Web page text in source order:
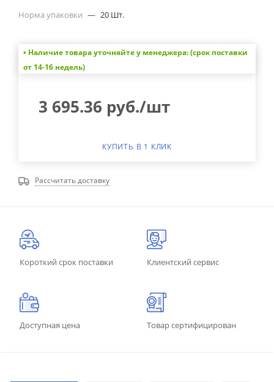
Норма упаковки — 20 Шт.
• Наличие товара уточняйте у менеджера: (срок поставки
от 14-16 недель)
3 695.36 руб./шт
КУПИТЬ В 1 КЛИК
Рассчитать доставку
Короткий срок поставки Клиентский сервис
Доступная цена Товар сертифицирован